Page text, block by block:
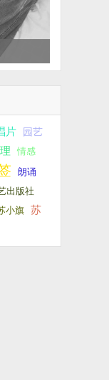
片 园艺
情感
朗诵
出版社
小旗
苏